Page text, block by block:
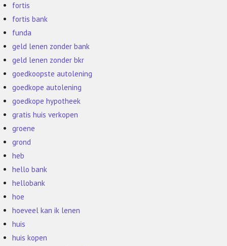
fortis
fortis bank
funda
geld lenen zonder bank
geld lenen zonder bkr
goedkoopste autolening
goedkope autolening
goedkope hypotheek
gratis huis verkopen
groene
grond
heb
hello bank
hellobank
hoe
hoeveel kan ik lenen
huis
huis kopen